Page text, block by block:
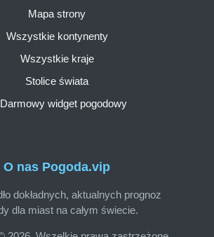
O nas Pogoda.vip
dokładnych, aktualnych prognoz
dla miast na całym świecie.
Mapa strony
Wszystkie kontynenty
Wszystkie kraje
Stolice świata
widget pogodowy